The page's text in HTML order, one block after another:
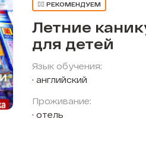
👍🏼 РЕКОМЕНДУЕМ
Летние
для детей
Язык обучения:
английский
Проживание:
отель